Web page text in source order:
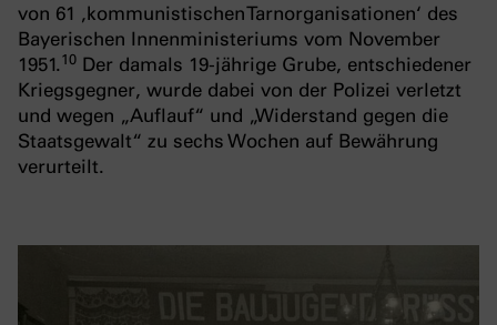
von 61 ‚kommunistischen Tarnorganisationen‘ des
Bayerischen Innenministeriums vom November
1951. 10 Der damals 19-jährige Grube, entschiedener
Kriegsgegner, wurde dabei von der Polizei verletzt
und wegen „Auflauf“ und „Widerstand gegen die
Staatsgewalt“ zu sechs Wochen auf Bewährung
verurteilt.